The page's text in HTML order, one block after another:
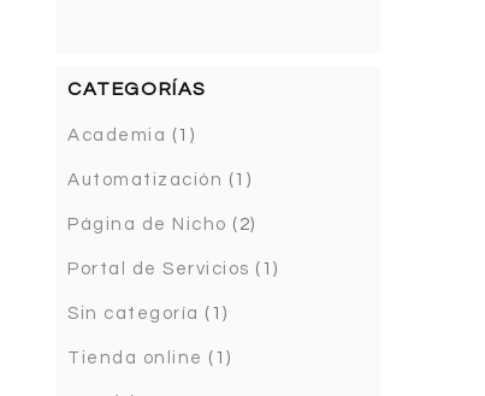
CATEGORÍAS
Academia (1)
Automatización (1)
Página de Nicho (2)
Portal de Servicios (1)
Sin categoría (1)
Tienda online (1)